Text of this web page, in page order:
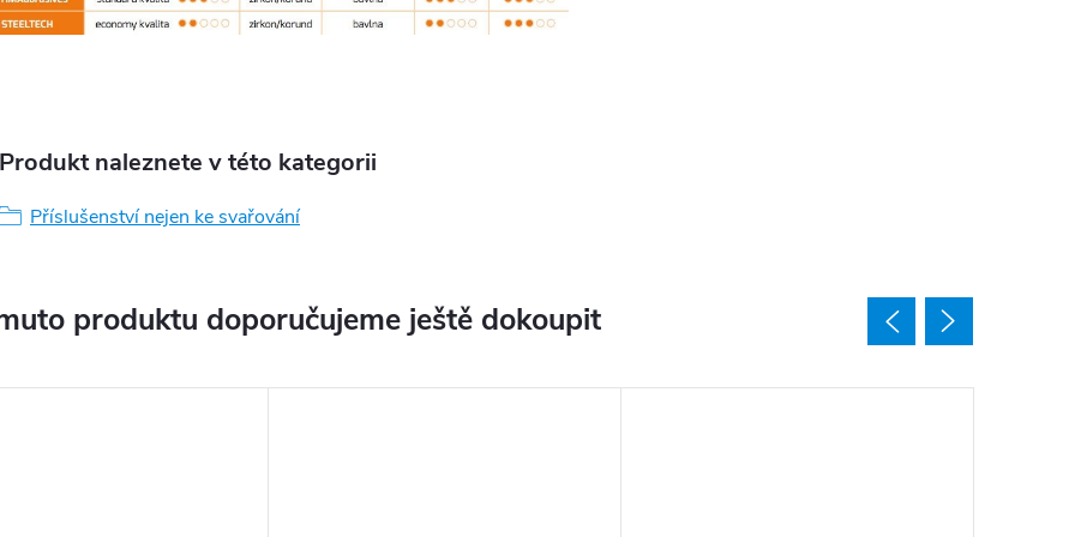
Produkt naleznete v této kategorii
Příslušenství nejen ke svařování
produktu doporučujeme ještě dokoupit